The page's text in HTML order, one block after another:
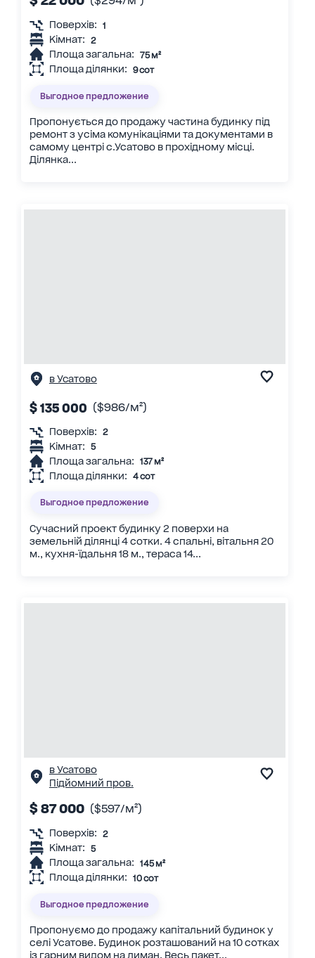
Поверхів: 1
Кімнат: 2
Площа загальна: 75 м²
Площа ділянки: 9 сот
Выгодное предложение
Пропонується до продажу частина будинку під
ремонт з усіма комунікаціями та документами в
самому центрі с.Усатово в прохідному місці.
Ділянка...
в Усатово
$ 135 000 ($986/м²)
Поверхів: 2
Кімнат: 5
Площа загальна: 137 м²
Площа ділянки: 4 сот
Выгодное предложение
Сучасний проект будинку 2 поверхи на
земельній ділянці 4 сотки. 4 спальні, вітальня 20
м., кухня-їдальня 18 м., тераса 14...
в Усатово
Підйомний пров.
$ 87 000 ($597/м²)
Поверхів: 2
Кімнат: 5
Площа загальна: 145 м²
Площа ділянки: 10 сот
Выгодное предложение
Пропонуємо до продажу капітальний будинок у
селі Усатове. Будинок розташований на 10 сотках
із гарним видом на лиман. Весь пакет...